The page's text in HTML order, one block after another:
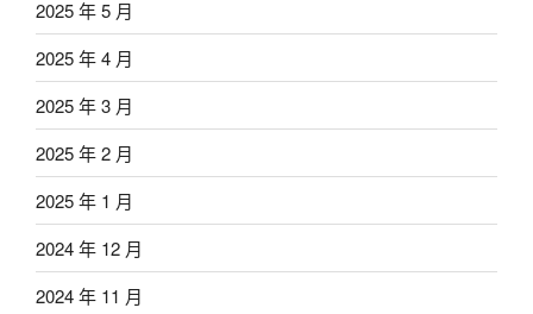
2025 年 5 月
2025 年 4 月
2025 年 3 月
2025 年 2 月
2025 年 1 月
2024 年 12 月
2024 年 11 月